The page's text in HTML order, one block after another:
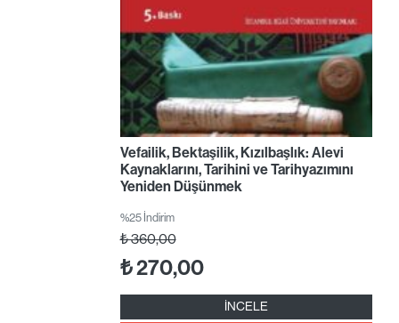
Vefailik, Bektaşilik, Kızılbaşlık: Alevi
Kaynaklarını, Tarihini ve Tarihyazımını
Yeniden Düşünmek
%25 İndirim
₺360,00
₺270,00
İNCELE